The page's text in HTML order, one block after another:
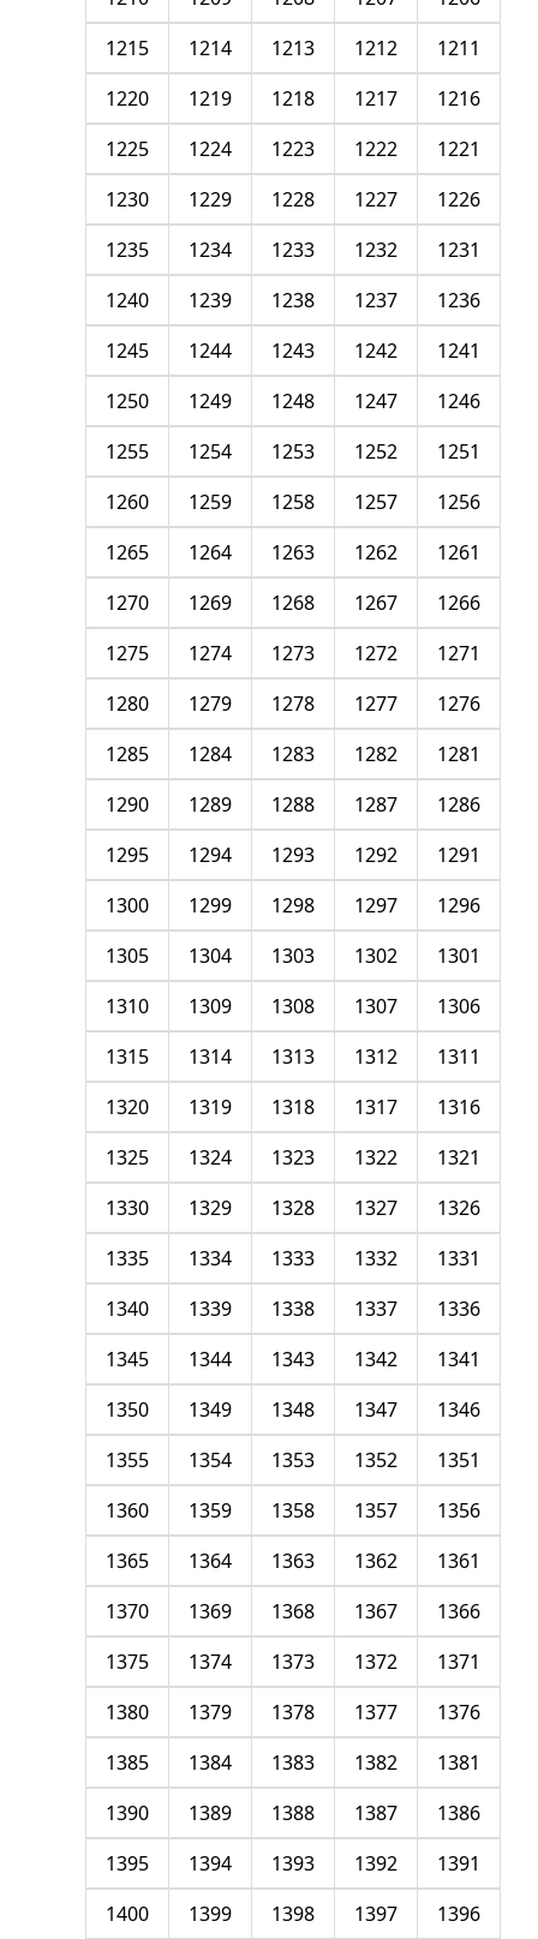
1211
1212
1213
1214
1215
1216
1217
1218
1219
1220
1221
1222
1223
1224
1225
1226
1227
1228
1229
1230
1231
1232
1233
1234
1235
1236
1237
1238
1239
1240
1241
1242
1243
1244
1245
1246
1247
1248
1249
1250
1251
1252
1253
1254
1255
1256
1257
1258
1259
1260
1261
1262
1263
1264
1265
1266
1267
1268
1269
1270
1271
1272
1273
1274
1275
1276
1277
1278
1279
1280
1281
1282
1283
1284
1285
1286
1287
1288
1289
1290
1291
1292
1293
1294
1295
1296
1297
1298
1299
1300
1301
1302
1303
1304
1305
1306
1307
1308
1309
1310
1311
1312
1313
1314
1315
1316
1317
1318
1319
1320
1321
1322
1323
1324
1325
1326
1327
1328
1329
1330
1331
1332
1333
1334
1335
1336
1337
1338
1339
1340
1341
1342
1343
1344
1345
1346
1347
1348
1349
1350
1351
1352
1353
1354
1355
1356
1357
1358
1359
1360
1361
1362
1363
1364
1365
1366
1367
1368
1369
1370
1371
1372
1373
1374
1375
1376
1377
1378
1379
1380
1381
1382
1383
1384
1385
1386
1387
1388
1389
1390
1391
1392
1393
1394
1395
1396
1397
1398
1399
1400